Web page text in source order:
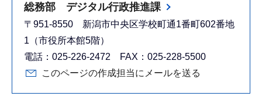
総務部 デジタル行政推進課
〒951-8550 新潟市中央区学校町通1番町602番地
1（市役所本館5階）
電話：025-226-2472 FAX：025-228-5500
このページの作成担当にメールを送る